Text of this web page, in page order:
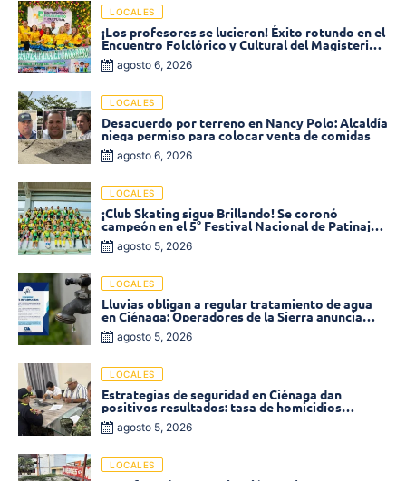
LOCALES
¡Los profesores se lucieron! Éxito rotundo en el
Encuentro Folclórico y Cultural del Magisterio
2026 en Ciénaga
agosto 6, 2026
LOCALES
Desacuerdo por terreno en Nancy Polo: Alcaldía
niega permiso para colocar venta de comidas
agosto 6, 2026
LOCALES
¡Club Skating sigue Brillando! Se coronó
campeón en el 5° Festival Nacional de Patinaje
«Soledad sobre Ruedas»
agosto 5, 2026
LOCALES
Lluvias obligan a regular tratamiento de agua
en Ciénaga: Operadores de la Sierra anuncia
baja presión en varios sectores
agosto 5, 2026
LOCALES
Estrategias de seguridad en Ciénaga dan
positivos resultados: tasa de homicidios
disminuyó un 58% en 2026
agosto 5, 2026
LOCALES